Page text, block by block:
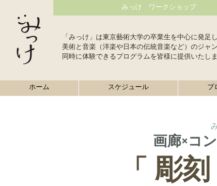
みっけ ワークショップ
「みっけ」は東京藝術大学の卒業生を中心に発足
美術と音楽（洋楽や日本の伝統音楽など）のジャ
同時に体験できるプログラムを皆様に提供いたし
ホーム スケジュール プ
画廊×コ
「 彫刻